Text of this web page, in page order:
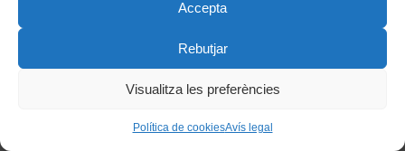
Accepta
Rebutjar
Visualitza les preferències
Política de cookiesAvís legal